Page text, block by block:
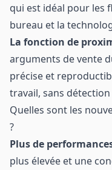
qui est idéal pour les
bureau et la
La fonction de
arguments de vente
précise et
travail, sans
Quelles sont les
?
Plus de
plus élevée et une